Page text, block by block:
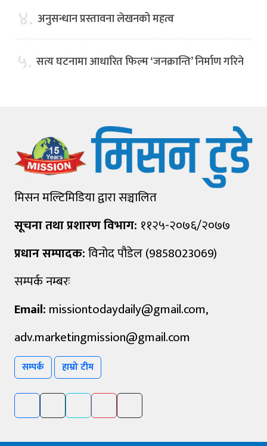
४. अनुसन्धान प्रस्तावना लेखनको महत्व
५. सत्य घटनामा आधारित फिल्म ‘जनक्रान्ति’ निर्माण गरिने
मिसन मल्टिमिडिया द्वारा सञ्चालित
सूचना तथा प्रशारण विभाग: ११२५-२०७६/२०७७
प्रधान सम्पादक:विनोद पौडेल (9858023069)
सम्पर्क नम्बरः
Email: missiontodaydaily@gmail.com,
adv.marketingmission@gmail.com
सम्पर्क हाम्रो टीम